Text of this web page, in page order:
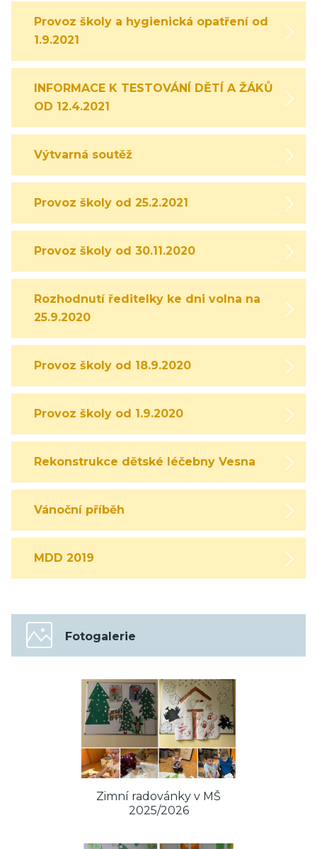
Provoz školy a hygienická opatření od
1.9.2021
INFORMACE K TESTOVÁNÍ DĚTÍ A ŽÁKŮ
OD 12.4.2021
Výtvarná soutěž
Provoz školy od 25.2.2021
Provoz školy od 30.11.2020
Rozhodnutí ředitelky ke dni volna na
25.9.2020
Provoz školy od 18.9.2020
Provoz školy od 1.9.2020
Rekonstrukce dětské léčebny Vesna
Vánoční příběh
MDD 2019
Fotogalerie
Zimní radovánky v MŠ
2025/2026